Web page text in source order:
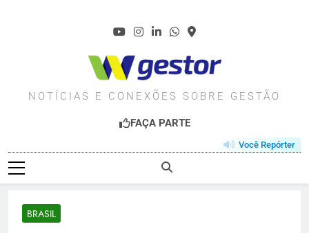
WGESTOR.COM.BR
NOTÍCIAS E CONEXÕES SOBRE GESTÃO
FAÇA PARTE
Você Repórter
BRASIL